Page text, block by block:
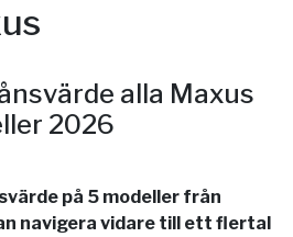
alla Maxus
2026
på 5 modeller från
navigera vidare till ett flertal